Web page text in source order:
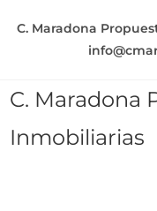
C. Maradona
C. Maradona
Inmobiliarias